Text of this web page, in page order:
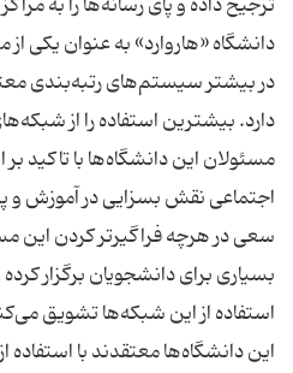
دانشگاه «هاروارد» به عنوان یکی
در بیشتر سیستم‌های رتبه‌بندی
مسئولان این دانشگاه‌ها با تاکید
اجتماعی نقش بسزایی در آموزش و
سعی در هرچه فراگیرتر کردن این
بسیاری برای دانشجویان برگزار
این دانشگاه‌ها معتقدند با